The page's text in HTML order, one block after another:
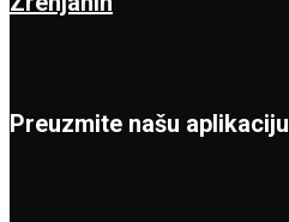
Preuzmite našu aplikaciju